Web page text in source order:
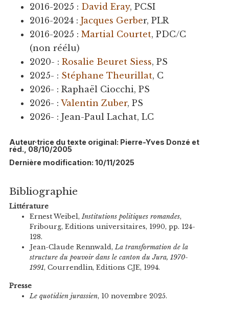
2016-2025 : David Eray, PCSI
2016-2024 : Jacques Gerber, PLR
2016-2025 : Martial Courtet, PDC/C
(non réélu)
2020- : Rosalie Beuret Siess, PS
2025- : Stéphane Theurillat, C
2026- : Raphaël Ciocchi, PS
2026- : Valentin Zuber, PS
2026- : Jean-Paul Lachat, LC
Auteur·trice du texte original: Pierre-Yves Donzé et
réd., 08/10/2005
Dernière modification: 10/11/2025
Bibliographie
Littérature
Ernest Weibel,Institutions politiques romandes,
Fribourg, Editions universitaires, 1990, pp. 124-
128.
Jean-Claude Rennwald,La transformation de la
structure du pouvoir dans le canton du Jura, 1970-
1991, Courrendlin, Editions CJE, 1994.
Presse
Le quotidien jurassien, 10 novembre 2025.